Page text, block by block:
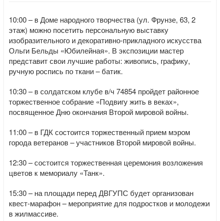
10:00 – в Доме народного творчества (ул. Фрунзе, 63, 2
этаж) можно посетить персональную выставку
изобразительного и декоративно-прикладного искусства
Ольги Бельды «Юбилейная». В экспозиции мастер
представит свои лучшие работы: живопись, графику,
ручную роспись по ткани – батик.
10:30 – в солдатском клубе в/ч 74854 пройдет районное
торжественное собрание «Подвигу жить в веках»,
посвященное Дню окончания Второй мировой войны.
11:00 – в ГДК состоится торжественный прием мэром
города ветеранов – участников Второй мировой войны.
12:30 – состоится торжественная церемония возложения
цветов к мемориалу «Танк».
15:30 – на площади перед ДВГУПС будет организован
квест-марафон – мероприятие для подростков и молодежи
в жилмассиве.